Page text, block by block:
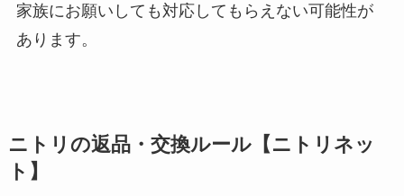
家族にお願いしても対応してもらえない可能性が
あります。
ニトリの返品・交換ルール【ニトリネッ
ト】